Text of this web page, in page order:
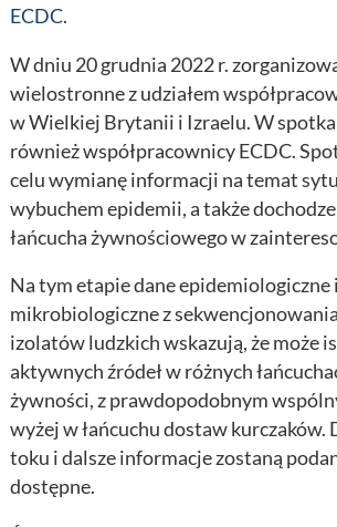
ECDC.
W dniu 20 grudnia 2022 r.
wielostronne z udziałem
w Wielkiej Brytanii i Izraelu. W
również współpracownicy ECDC.
celu wymianę informacji na temat
wybuchem epidemii, a także
łańcucha żywnościowego w
Na tym etapie dane epidemiologiczne
mikrobiologiczne z
izolatów ludzkich wskazują, że może
aktywnych źródeł w różnych
żywności, z prawdopodobnym
wyżej w łańcuchu dostaw kurczaków.
toku i dalsze informacje zostaną
dostępne.